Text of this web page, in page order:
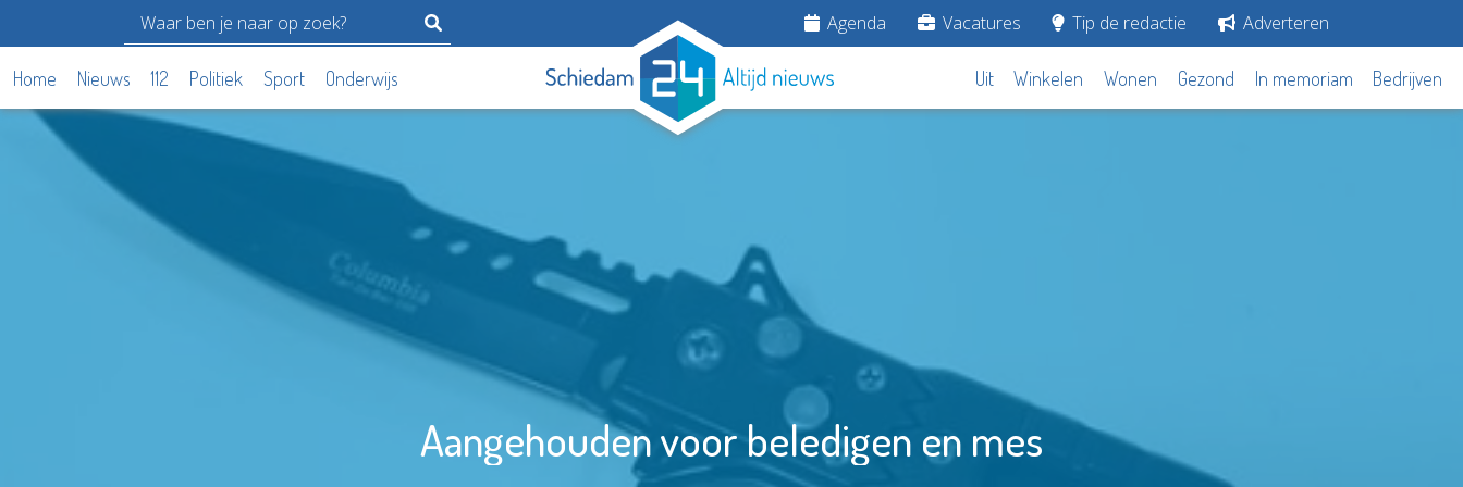
Agenda Vacatures Tip de redactie Adverteren
Home Nieuws 112 Politiek Sport Onderwijs Uit Winkelen Wonen Gezond In memoriam Bedrijven
Aangehouden voor beledigen en mes